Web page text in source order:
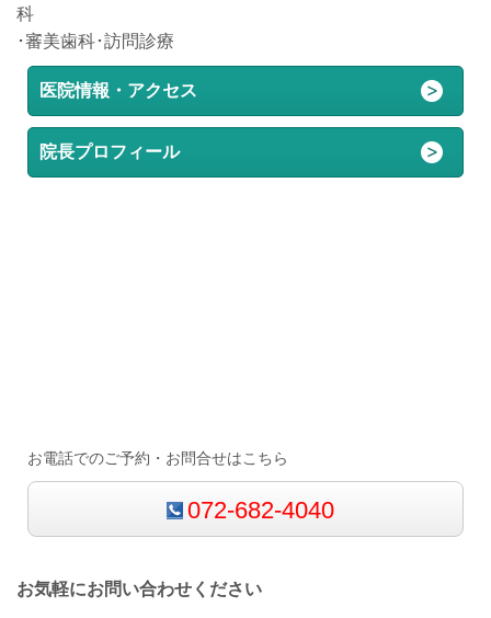
科
･審美歯科･訪問診療
医院情報・アクセス
院長プロフィール
お電話でのご予約・お問合せはこちら
072-682-4040
お気軽にお問い合わせください